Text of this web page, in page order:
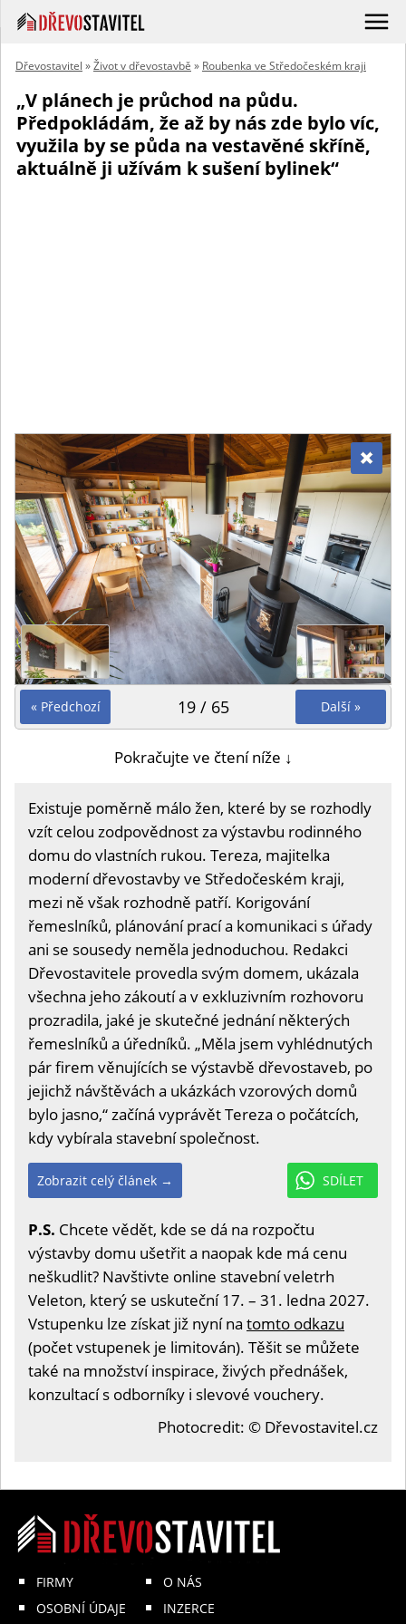
Dřevostavitel »Život v dřevostavbě » Roubenka ve Středočeském kraji
„V plánech je průchod na půdu.
Předpokládám, že až by nás zde bylo víc,
využila by se půda na vestavěné skříně,
aktuálně ji užívám k sušení bylinek“
« Předchozí Další »
19 / 65
Pokračujte ve čtení níže ↓
Existuje poměrně málo žen, které by se rozhodly
vzít celou zodpovědnost za výstavbu rodinného
domu do vlastních rukou. Tereza, majitelka
moderní dřevostavby ve Středočeském kraji,
mezi ně však rozhodně patří. Korigování
řemeslníků, plánování prací a komunikaci s úřady
ani se sousedy neměla jednoduchou. Redakci
Dřevostavitele provedla svým domem, ukázala
všechna jeho zákoutí a v exkluzivním rozhovoru
prozradila, jaké je skutečné jednání některých
řemeslníků a úředníků. „Měla jsem vyhlédnutých
pár firem věnujících se výstavbě dřevostaveb, po
jejichž návštěvách a ukázkách vzorových domů
bylo jasno,“ začíná vyprávět Tereza o počátcích,
kdy vybírala stavební společnost.
SDÍLET
Zobrazit celý článek →
P.S. Chcete vědět, kde se dá na rozpočtu
výstavby domu ušetřit a naopak kde má cenu
neškudlit? Navštivte online stavební veletrh
Veleton, který se uskuteční 17. – 31. ledna 2027.
Vstupenku lze získat již nyní na tomto odkazu
(počet vstupenek je limitován). Těšit se můžete
také na množství inspirace, živých přednášek,
konzultací s odborníky i slevové vouchery.
Photocredit: © Dřevostavitel.cz
FIRMY
OSOBNÍ ÚDAJE
O NÁS
INZERCE